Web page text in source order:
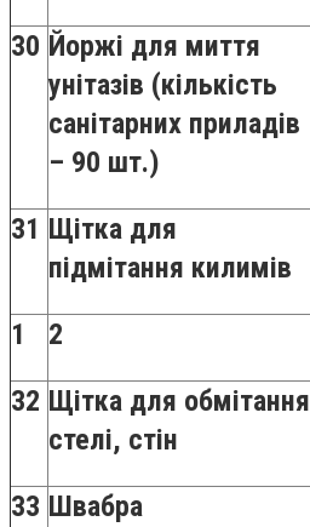
30 Йоржі для миття
унітазів (кількість
санітарних приладів
– 90 шт.)
31 Щітка для
підмітання килимів
1 2
32 Щітка для обмітання
стелі, стін
33 Швабра